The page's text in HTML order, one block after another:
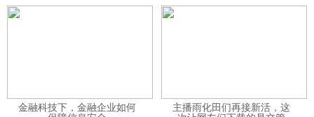
金融科技下，金融企业如何
主播雨化田们再接新活，这